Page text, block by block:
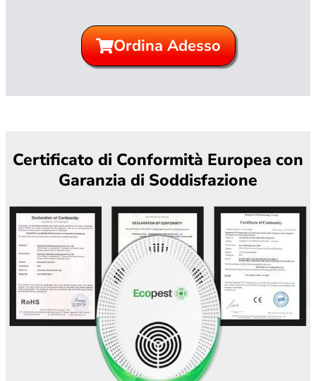
Ordina Adesso
Certificato di Conformità Europea con
Garanzia di Soddisfazione